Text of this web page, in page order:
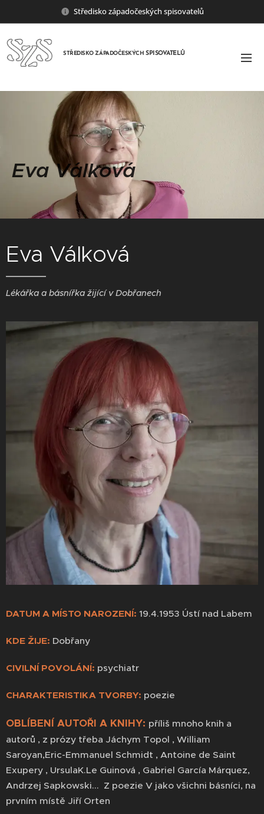
Středisko západočeských spisovatelů
STŘEDISKO ZÁPADOČESKÝCH SPISOVATELŮ
Eva Válková
Eva Válková
Lékářka a básnířka žijící v Dobřanech
DATUM A MÍSTO NAROZENÍ: 19.4.1953 Ústí nad Labem
KDE ŽIJE: Dobřany
CIVILNÍ POVOLÁNÍ: psychiatr
CHARAKTERISTIKA TVORBY: poezie
OBLÍBENÍ AUTOŘI A KNIHY: příliš mnoho knih a
autorů , z prózy třeba Jáchym Topol , William
Saroyan,Eric-Emmanuel Schmidt , Antoine de Saint
Exupery , UrsulaK.Le Guinová , Gabriel García Márquez,
Andrzej Sapkowski... Z poezie V jako všichni básníci, na
prvním místě Jiří Orten